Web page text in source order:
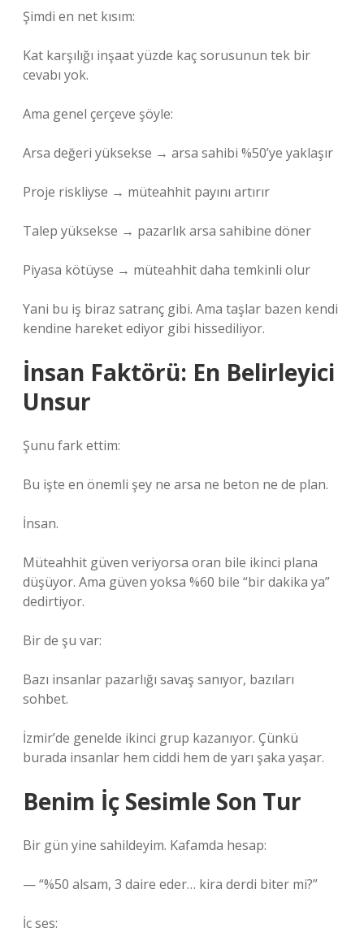
Şimdi en net kısım:
Kat karşılığı inşaat yüzde kaç sorusunun tek bir
cevabı yok.
Ama genel çerçeve şöyle:
Arsa değeri yüksekse → arsa sahibi %50’ye yaklaşır
Proje riskliyse → müteahhit payını artırır
Talep yüksekse → pazarlık arsa sahibine döner
Piyasa kötüyse → müteahhit daha temkinli olur
Yani bu iş biraz satranç gibi. Ama taşlar bazen kendi
kendine hareket ediyor gibi hissediliyor.
İnsan Faktörü: En Belirleyici
Unsur
Şunu fark ettim:
Bu işte en önemli şey ne arsa ne beton ne de plan.
İnsan.
Müteahhit güven veriyorsa oran bile ikinci plana
düşüyor. Ama güven yoksa %60 bile “bir dakika ya”
dedirtiyor.
Bir de şu var:
Bazı insanlar pazarlığı savaş sanıyor, bazıları
sohbet.
İzmir’de genelde ikinci grup kazanıyor. Çünkü
burada insanlar hem ciddi hem de yarı şaka yaşar.
Benim İç Sesimle Son Tur
Bir gün yine sahildeyim. Kafamda hesap:
— “%50 alsam, 3 daire eder… kira derdi biter mi?”
İç ses: